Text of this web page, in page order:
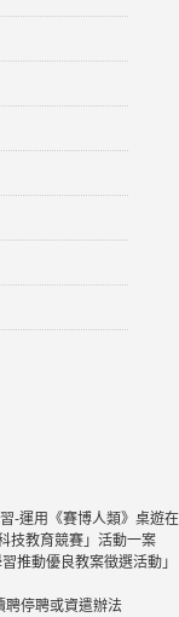
-運用《賽博人類》桌遊
技教育競賽」活動一案
推動優良教案徵選活動」
聘停聘或資遣辦法